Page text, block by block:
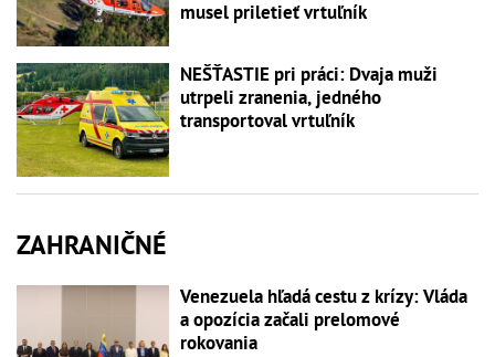
musel priletieť vrtuľník
NEŠŤASTIE pri práci: Dvaja muži
utrpeli zranenia, jedného
transportoval vrtuľník
ZAHRANIČNÉ
Venezuela hľadá cestu z krízy: Vláda
a opozícia začali prelomové
rokovania